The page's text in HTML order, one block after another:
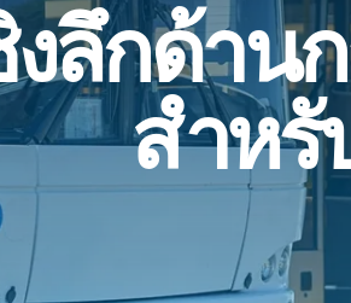
ลึกด้าน
สำหรั